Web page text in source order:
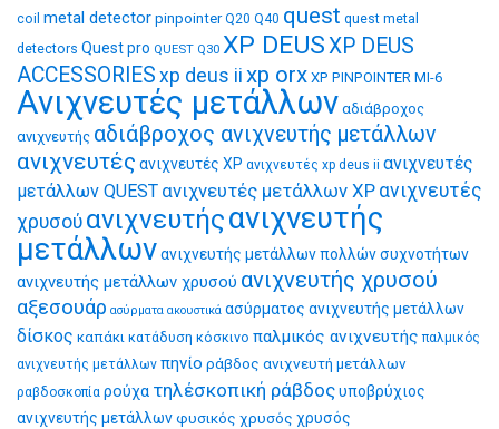
coil metal detector pinpointer Q20 Q40 quest quest metal
detectors Quest pro QUEST Q30 XP DEUSXP DEUS
ACCESSORIES xp deus ii xp orx XP PINPOINTER MI-6
Ανιχνευτές μετάλλων αδιάβροχος
ανιχνευτής αδιάβροχος ανιχνευτής μετάλλων
ανιχνευτές ανιχνευτές XP ανιχνευτές xp deus ii ανιχνευτές
μετάλλων QUEST ανιχνευτές μετάλλων XP ανιχνευτές
χρυσού ανιχνευτήςανιχνευτής
μετάλλωνανιχνευτής μετάλλων πολλών συχνοτήτων
ανιχνευτής μετάλλων χρυσού ανιχνευτής χρυσού
αξεσουάρ ασύρματα ακουστικά ασύρματος ανιχνευτής μετάλλων
δίσκος καπάκι κατάδυση κόσκινο παλμικός ανιχνευτής παλμικός
ανιχνευτής μετάλλων πηνίο ράβδος ανιχνευτή μετάλλων
ραβδοσκοπία ρούχα τηλέσκοπική ράβδοςυποβρύχιος
ανιχνευτής μετάλλωνφυσικός χρυσός χρυσός